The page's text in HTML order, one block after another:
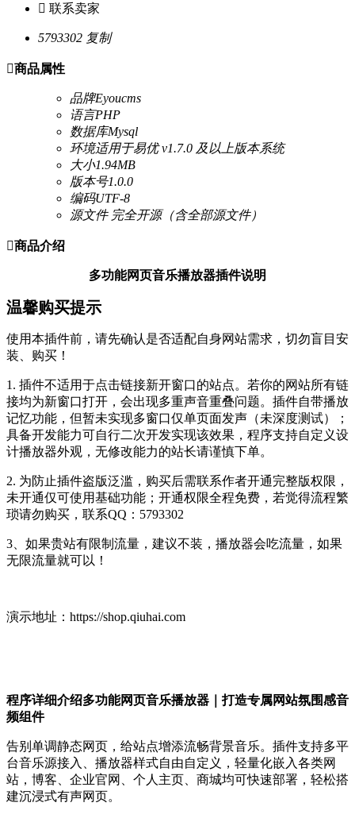
 联系卖家
5793302 复制
商品属性
品牌Eyoucms
语言PHP
数据库Mysql
环境适用于易优 v1.7.0 及以上版本系统
大小1.94MB
版本号1.0.0
编码UTF-8
源文件完全开源（含全部源文件）
商品介绍
多功能网页音乐播放器插件说明
温馨购买提示
使用本插件前，请先确认是否适配自身网站需求，切勿盲目安
装、购买！
1. 插件不适用于点击链接新开窗口的站点。若你的网站所有链
接均为新窗口打开，会出现多重声音重叠问题。插件自带播放
记忆功能，但暂未实现多窗口仅单页面发声（未深度测试）；
具备开发能力可自行二次开发实现该效果，程序支持自定义设
计播放器外观，无修改能力的站长请谨慎下单。
2. 为防止插件盗版泛滥，购买后需联系作者开通完整版权限，
未开通仅可使用基础功能；开通权限全程免费，若觉得流程繁
琐请勿购买，联系QQ：5793302
3、如果贵站有限制流量，建议不装，播放器会吃流量，如果
无限流量就可以！
演示地址：https://shop.qiuhai.com
程序详细介绍多功能网页音乐播放器｜打造专属网站氛围感音
频组件
告别单调静态网页，给站点增添流畅背景音乐。插件支持多平
台音乐源接入、播放器样式自由自定义，轻量化嵌入各类网
站，博客、企业官网、个人主页、商城均可快速部署，轻松搭
建沉浸式有声网页。